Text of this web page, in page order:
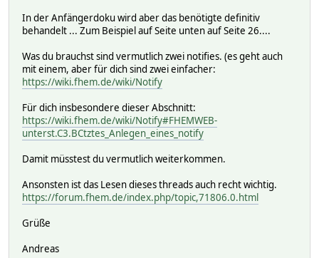
In der Anfängerdoku wird aber das benötigte definitiv
behandelt ... Zum Beispiel auf Seite unten auf Seite 26....
Was du brauchst sind vermutlich zwei notifies. (es geht auch
mit einem, aber für dich sind zwei einfacher:
https://wiki.fhem.de/wiki/Notify
Für dich insbesondere dieser Abschnitt:
https://wiki.fhem.de/wiki/Notify#FHEMWEB-
unterst.C3.BCtztes_Anlegen_eines_notify
Damit müsstest du vermutlich weiterkommen.
Ansonsten ist das Lesen dieses threads auch recht wichtig.
https://forum.fhem.de/index.php/topic,71806.0.html
Grüße
Andreas